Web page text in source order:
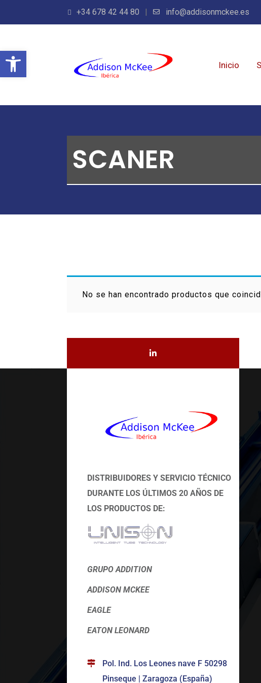
Abrir barra de herramientas
+34 678 42 44 80 info@addisonmckee.es
Inicio
SCANER
No se han encontrado productos que
DISTRIBUIDORES Y SERVICIO TÉCNICO
DURANTE LOS ÚLTIMOS 20 AÑOS DE
LOS PRODUCTOS DE:
GRUPO ADDITION
ADDISON MCKEE
EAGLE
EATON LEONARD
Pol. Ind. Los Leones nave F 50298
Pinseque | Zaragoza (España)